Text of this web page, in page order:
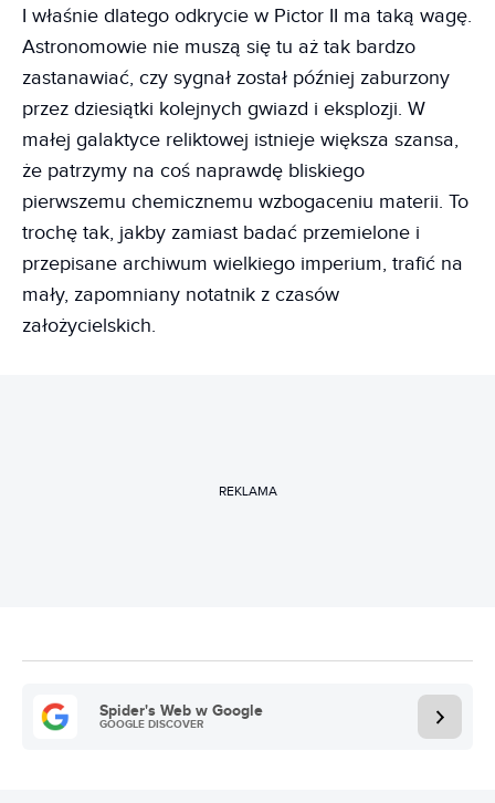
I właśnie dlatego odkrycie w Pictor II ma taką wagę.
Astronomowie nie muszą się tu aż tak bardzo
zastanawiać, czy sygnał został później zaburzony
przez dziesiątki kolejnych gwiazd i eksplozji. W
małej galaktyce reliktowej istnieje większa szansa,
że patrzymy na coś naprawdę bliskiego
pierwszemu chemicznemu wzbogaceniu materii. To
trochę tak, jakby zamiast badać przemielone i
przepisane archiwum wielkiego imperium, trafić na
mały, zapomniany notatnik z czasów
założycielskich.
REKLAMA
Spider's Web w Google
GOOGLE DISCOVER